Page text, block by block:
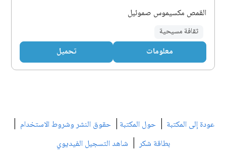
القمص مكسيموس صموئيل
ثقافة مسيحية
معلومات تحميل
عودة إلى المكتبة | حول المكتبة | حقوق النشر وشروط الاستخدام |
بطاقة شكر| شاهد التسجيل الفيديوي